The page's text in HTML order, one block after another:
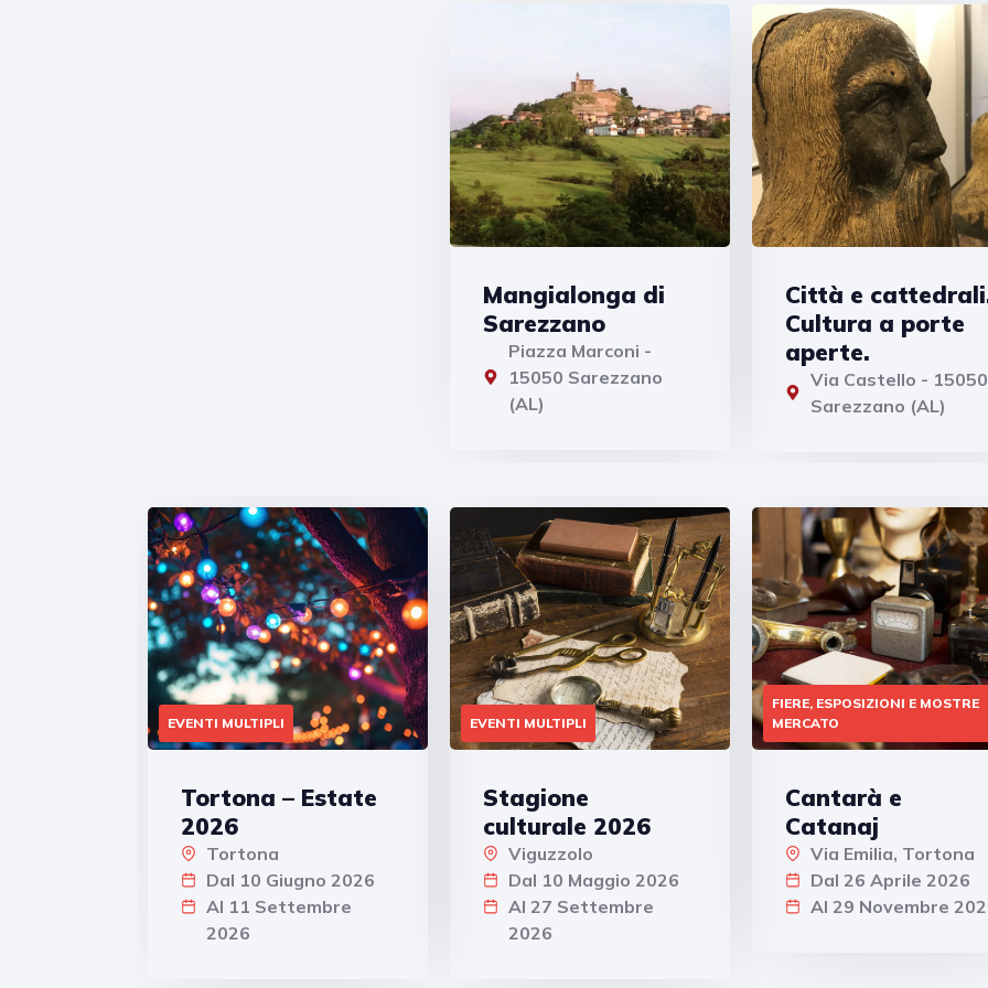
Mangialonga di
Sarezzano
Piazza Marconi -
15050 Sarezzano
(AL)
Città e
Cultura a porte
aperte.
Via Castello - 15050
Sarezzano (AL)
EVENTI MULTIPLI
Tortona – Estate
2026
Tortona
Dal 10 Giugno 2026
Al 11 Settembre
2026
EVENTI MULTIPLI
Stagione
culturale 2026
Viguzzolo
Dal 10 Maggio 2026
Al 27 Settembre
2026
FIERE, ESPOSIZIONI E MOSTRE
MERCATO
Cantarà e
Catanaj
Via Emilia, Tortona
Dal 26 Aprile 2026
Al 29 Novembre